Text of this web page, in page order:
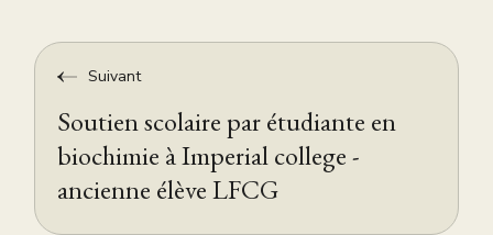
Suivant
Soutien scolaire par étudiante en
biochimie à Imperial college -
ancienne élève LFCG